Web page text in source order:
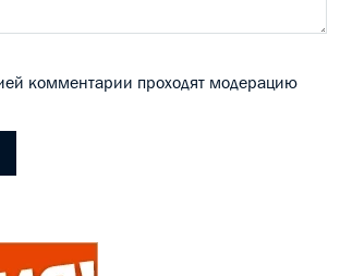
комментарии проходят модерацию